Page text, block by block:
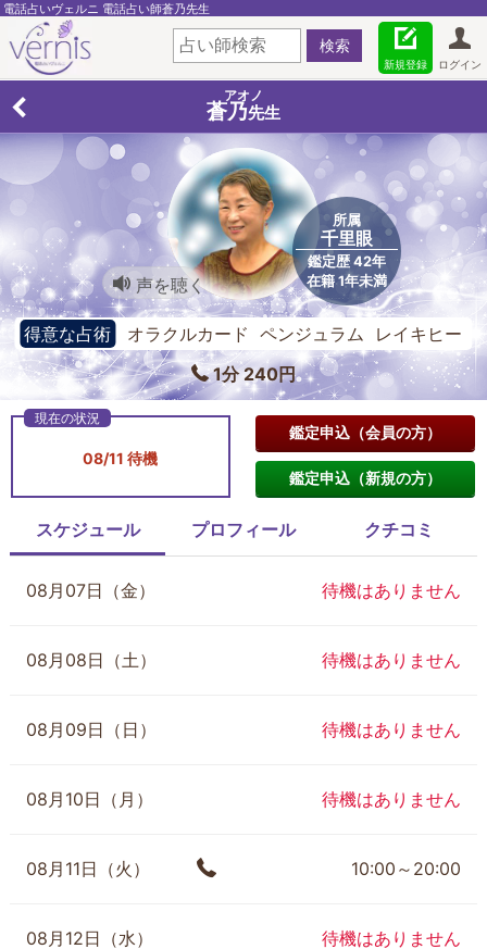
電話占いヴェルニ 電話占い師蒼乃先生
ログイン
新規登録
アオノ
蒼乃先生
所属
千里眼
鑑定歴 42年
在籍 1年未満
声を聴く
得意な占術
オラクルカード ペンジュラム レイキヒー
リング
1分 240円
08/11 待機
鑑定申込（会員の方）
鑑定申込（新規の方）
スケジュール プロフィール クチコミ
08月07日（金） 待機はありません
08月08日（土） 待機はありません
08月09日（日） 待機はありません
08月10日（月） 待機はありません
08月11日（火） 10:00～20:00
08月12日（水） 待機はありません